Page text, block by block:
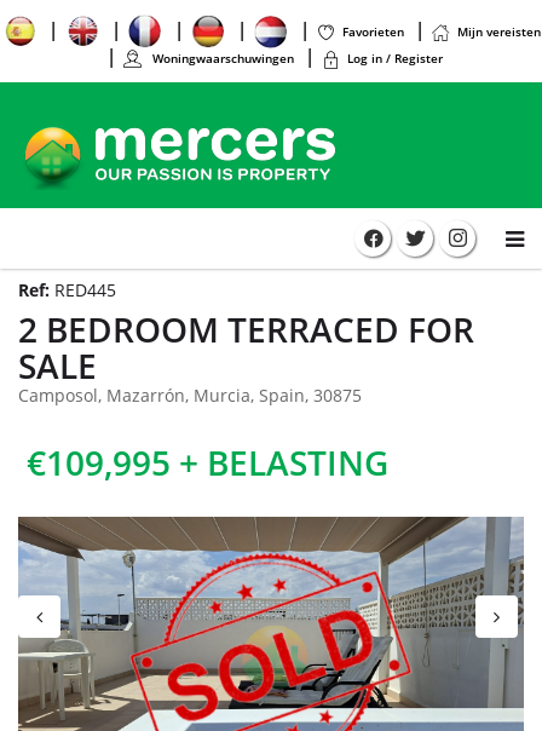
Favorieten
Mijn vereisten
Woningwaarschuwingen
Log in / Register
Ref: RED445
2 BEDROOM TERRACED FOR
SALE
Camposol, Mazarrón, Murcia, Spain, 30875
€109,995 + BELASTING